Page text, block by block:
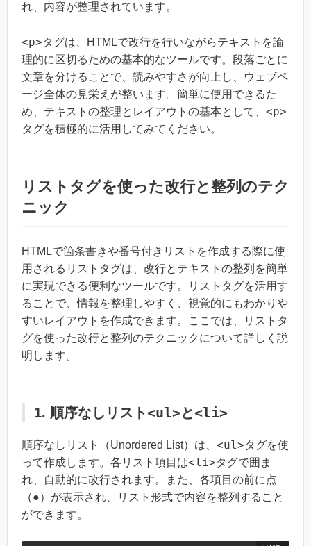
れ、内容が整理されています。
<p>タグは、HTMLで改行を行いながらテキストを論
理的に区切るための基本的なツールです。段落ごとに
文章を分けることで、読みやすさが向上し、ウェブペ
ージ全体の見栄えが整います。簡単に使用できるた
め、テキストの整理とレイアウトの基本として、 <p>
タグを積極的に活用してみてください。
リストタグを使った改行と整列のテク
ニック
HTMLで箇条書きや番号付きリストを作成する際に使
用されるリストタグは、改行とテキストの整列を簡単
に実現できる便利なツールです。リストタグを活用す
ることで、情報を整理しやすく、視覚的にもわかりや
すいレイアウトを作成できます。ここでは、リストタ
グを使った改行と整列のテクニックについて詳しく説
明します。
1. 順序なしリスト<ul>と<li>
順序なしリスト（Unordered List）は、 <ul>タグを使
って作成します。各リスト項目は<li>タグで囲ま
れ、自動的に改行されます。また、各項目の前に点
（●）が表示され、リスト形式で内容を整列すること
ができます。